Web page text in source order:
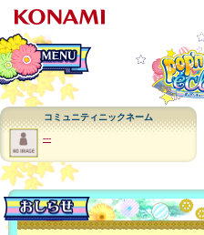
コミュニティニックネーム
---
メインメニュー